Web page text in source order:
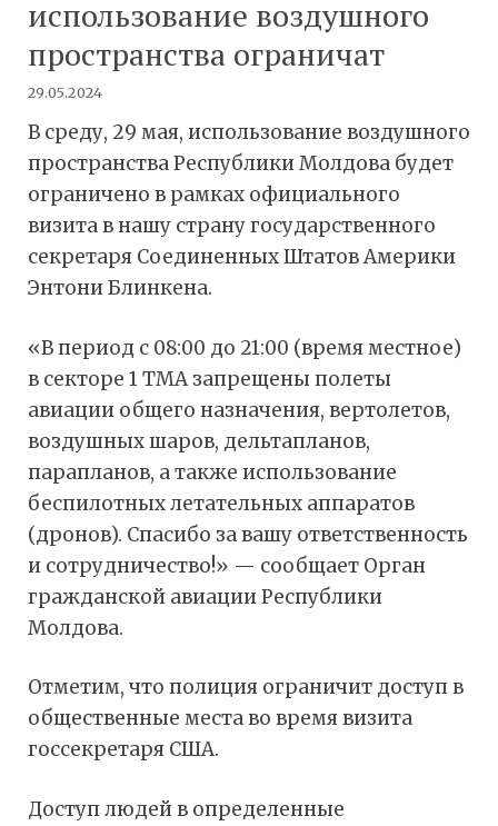
использование воздушного
пространства ограничат
29.05.2024
В среду, 29 мая, использование воздушного
пространства Республики Молдова будет
ограничено в рамках официального
визита в нашу страну государственного
секретаря Соединенных Штатов Америки
Энтони Блинкена.
«В период с 08:00 до 21:00 (время местное)
в секторе 1 ТМА запрещены полеты
авиации общего назначения, вертолетов,
воздушных шаров, дельтапланов,
парапланов, а также использование
беспилотных летательных аппаратов
(дронов). Спасибо за вашу ответственность
и сотрудничество!» — сообщает Орган
гражданской авиации Республики
Молдова.
Отметим, что полиция ограничит доступ в
общественные места во время визита
госсекретаря США.
Доступ людей в определенные